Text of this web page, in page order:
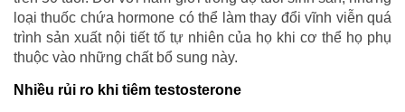
loại thuốc chứa hormone có thể làm thay đổi vĩnh viễn quá
trình sản xuất nội tiết tố tự nhiên của họ khi cơ thể họ phụ
thuộc vào những chất bổ sung này.
Nhiều rủi ro khi tiêm testosterone